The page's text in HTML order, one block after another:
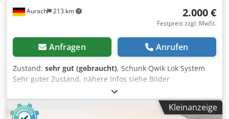
Aurach 213 km 2.000 €
Festpreis zzgl. MwSt.
Anfragen Anrufen
Zustand: sehr gut (gebraucht), Schunk Qwik Lok System
Sehr guter Zustand, nähere Infos siehe Bilder
Dkjdpszhrfrefx Agfor Bei Fragen gerne melden
Kleinanzeige